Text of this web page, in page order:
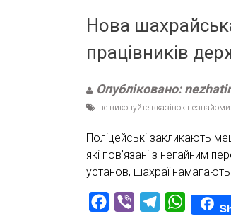
Нова
працівників
Опубліковано:
не виконуйте вказівок
Поліцейські закликають
які пов’язані з негайним
установ, шахраї
Facebook
Viber TelegramWhatsApp